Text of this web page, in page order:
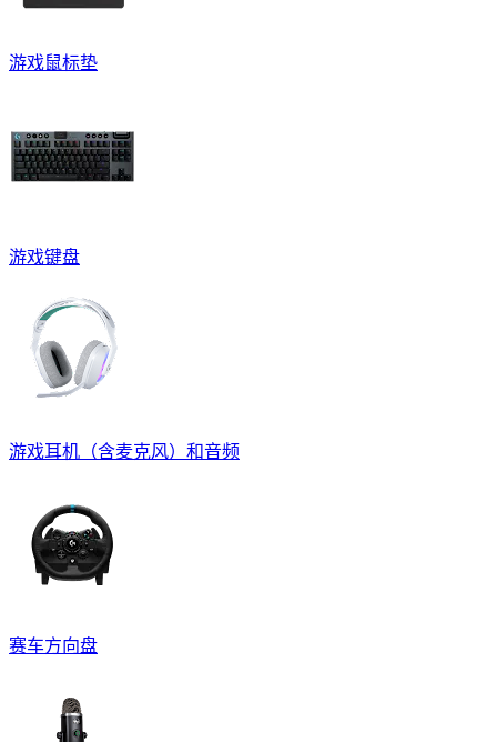
游戏鼠标垫
游戏键盘
游戏耳机（含麦克风）和音频
赛车方向盘